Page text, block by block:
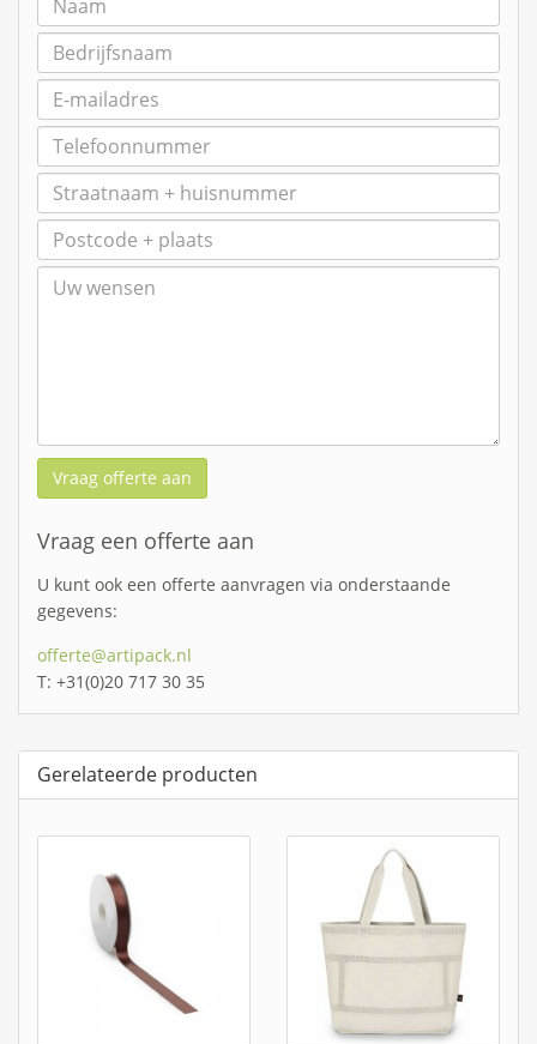
Vraag offerte aan
Vraag een offerte aan
U kunt ook een offerte aanvragen via onderstaande
gegevens:
offerte@artipack.nl
T: +31(0)20 717 30 35
Gerelateerde producten